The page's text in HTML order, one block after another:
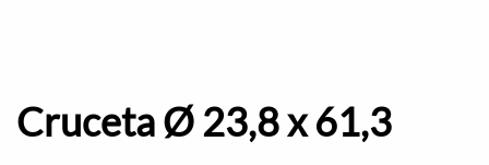
Cruceta Ø 23,8 x 61,3